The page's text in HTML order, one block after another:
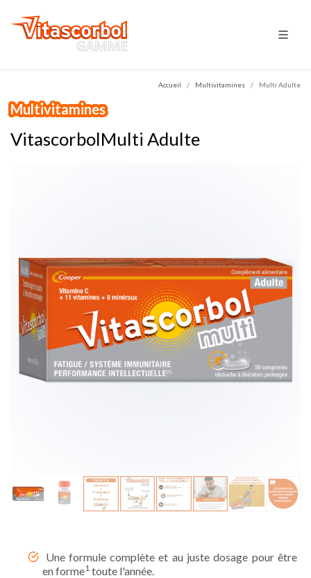
Multivitamines
VitascorbolMulti Adulte
Accueil Multivitamines Multi Adulte
Une formule complète et au juste dosage pour être
en forme1toute l'année .